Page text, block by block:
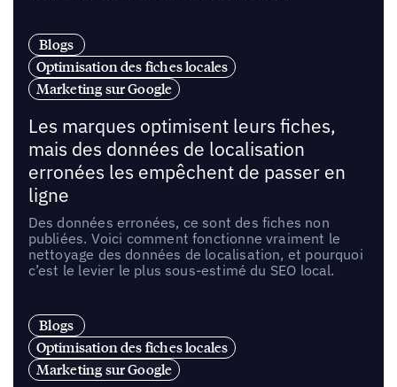
Blogs
Optimisation des fiches locales
Marketing sur Google
Les marques optimisent leurs fiches,
mais des données de localisation
erronées les empêchent de passer en
ligne
Des données erronées, ce sont des fiches non
publiées. Voici comment fonctionne vraiment le
nettoyage des données de localisation, et pourquoi
c’est le levier le plus sous-estimé du SEO local.
Blogs
Optimisation des fiches locales
Marketing sur Google